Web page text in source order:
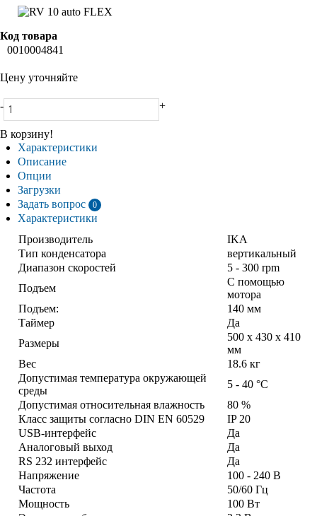
Код товара
0010004841
Цену уточняйте
- +
В корзину!
Характеристики
Описание
Опции
Загрузки
Задать вопрос
0
Характеристики
Производитель
IKA
Тип конденсатора
вертикальный
Диапазон скоростей
5 - 300 rpm
Подъем
С помощью
мотора
Подъем:
140 мм
Таймер
Да
Размеры
500 x 430 x 410
мм
Вес
18.6 кг
Допустимая температура окружающей
среды
5 - 40 °C
Допустимая относительная влажность
80 %
Класс защиты согласно DIN EN 60529
IP 20
USB-интерфейс
Да
Аналоговый выход
Да
RS 232 интерфейс
Да
Напряжение
100 - 240 В
Частота
50/60 Гц
Мощность
100 Вт